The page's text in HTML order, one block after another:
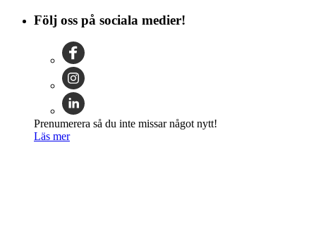
Följ oss på sociala medier!
Prenumerera så du inte missar något nytt!
Läs mer